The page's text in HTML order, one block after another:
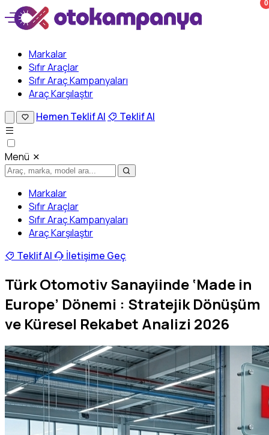
Markalar
Sıfır Araçlar
Sıfır Araç Kampanyaları
Araç Karşılaştır
0
Hemen Teklif Al Teklif Al
Menü
Markalar
Sıfır Araçlar
Sıfır Araç Kampanyaları
Araç Karşılaştır
Teklif Al
İletişime Geç
Türk Otomotiv Sanayiinde ‘Made in
Europe’ Dönemi : Stratejik Dönüşüm
ve Küresel Rekabet Analizi 2026